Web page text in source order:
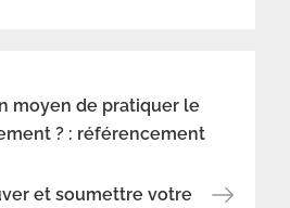
moyen de pratiquer le
? : référencement
et soumettre votre